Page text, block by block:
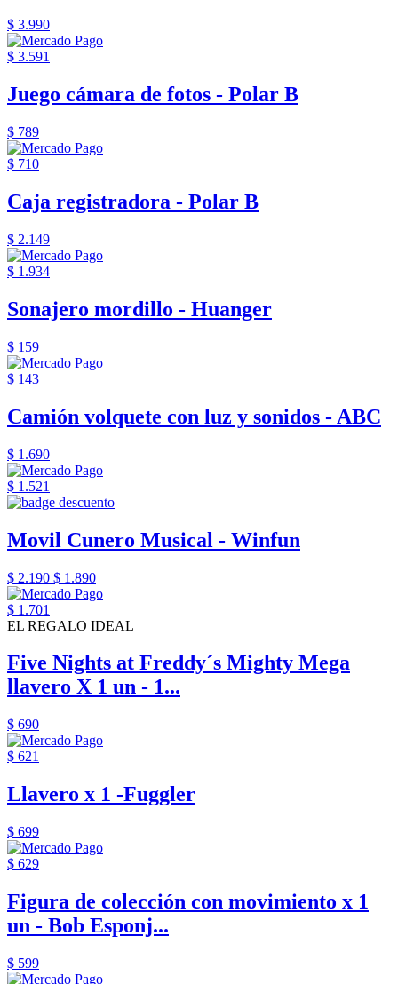
$ 3.990
$ 3.591
Juego cámara de fotos - Polar B
$ 789
$ 710
Caja registradora - Polar B
$ 2.149
$ 1.934
Sonajero mordillo - Huanger
$ 159
$ 143
Camión volquete con luz y sonidos - ABC
$ 1.690
$ 1.521
Movil Cunero Musical - Winfun
$ 2.190 $ 1.890
$ 1.701
EL REGALO IDEAL
Five Nights at Freddy´s Mighty Mega
llavero X 1 un - 1...
$ 690
$ 621
Llavero x 1 -Fuggler
$ 699
$ 629
Figura de colección con movimiento x 1
un - Bob Esponj...
$ 599